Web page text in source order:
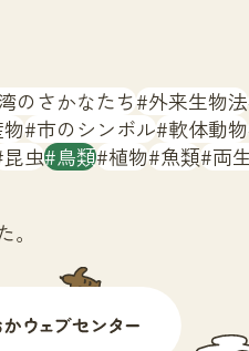
のさかなたち 外来生物法
市のシンボル 軟体動物
昆虫 鳥類 植物 魚類 両